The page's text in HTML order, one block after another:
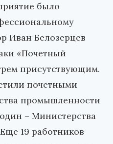
было
Иван Белозерцев
«Почетный
присутствующим.
почетными
промышленности
– Министерства
19 работников